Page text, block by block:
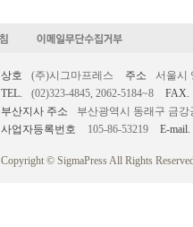
상호 (주)시그마프레스 주소
서울시
TEL.
(02)323-4845, 2062-5184~8
FAX.
부산지사 주소
부산광역시 동래구 금강
사업자등록번호
105-86-53219 E-mail.
Copyright © SigmaPress All Rights